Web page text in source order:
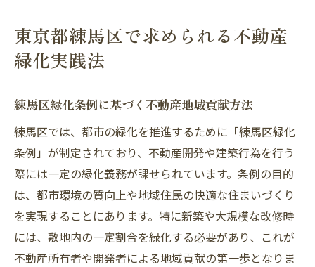
東京都練馬区で求められる不動産
緑化実践法
練馬区緑化条例に基づく不動産地域貢献方法
練馬区では、都市の緑化を推進するために「練馬区緑化
条例」が制定されており、不動産開発や建築行為を行う
際には一定の緑化義務が課せられています。条例の目的
は、都市環境の質向上や地域住民の快適な住まいづくり
を実現することにあります。特に新築や大規模な改修時
には、敷地内の一定割合を緑化する必要があり、これが
不動産所有者や開発者による地域貢献の第一歩となりま